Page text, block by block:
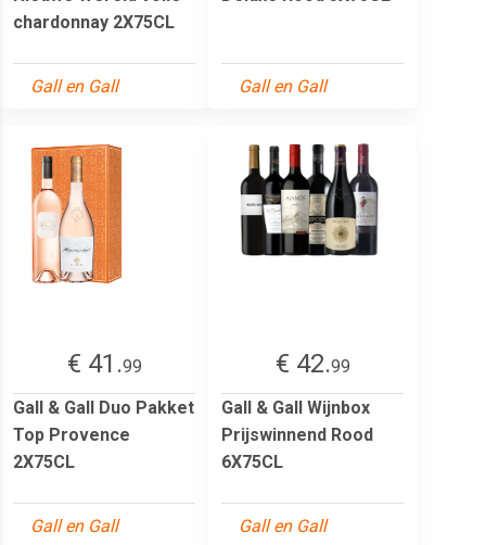
chardonnay 2X75CL
Gall en Gall Gall en Gall
€ 41.99
Gall & Gall Duo Pakket
Top Provence
2X75CL
Gall en Gall
€ 42.99
Gall & Gall Wijnbox
Prijswinnend Rood
6X75CL
Gall en Gall